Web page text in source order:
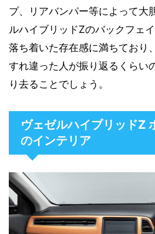
プ、リアバンパー等によって大
ルハイブリッドZのバックフェ
落ち着いた存在感に満ちており
すれ違った人が振り返るくらい
り去ることでしょう。
ヴェゼルハイブリッドZ
のインテリア